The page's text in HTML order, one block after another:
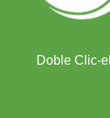
Doble Clic-